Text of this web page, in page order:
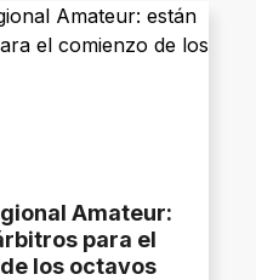
Amateur:
para el
los octavos